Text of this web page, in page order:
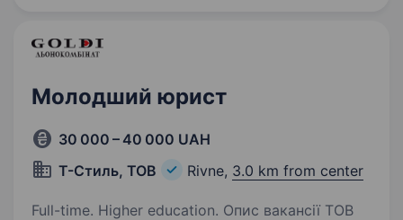
Молодший юрист
30 000 – 40 000 UAH
Т-Стиль, ТОВ
Rivne, 3.0 km from center
Full-time. Higher education. Опис вакансії ТОВ